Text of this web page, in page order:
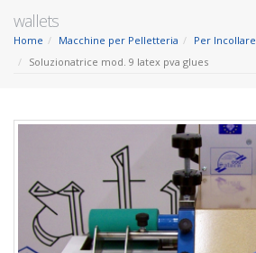
wallets
Home Macchine per Pelletteria
Per Incollare
Soluzionatrice mod. 9 latex pva glues